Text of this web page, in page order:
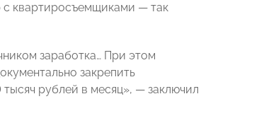
с квартиросъемщиками — так
заработка… При этом
закрепить
рублей в месяц», — заключил